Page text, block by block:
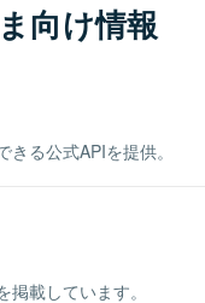
向け情報
る公式APIを提供。
載しています。